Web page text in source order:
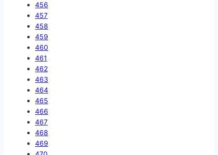
456
457
458
459
460
461
462
463
464
465
466
467
468
469